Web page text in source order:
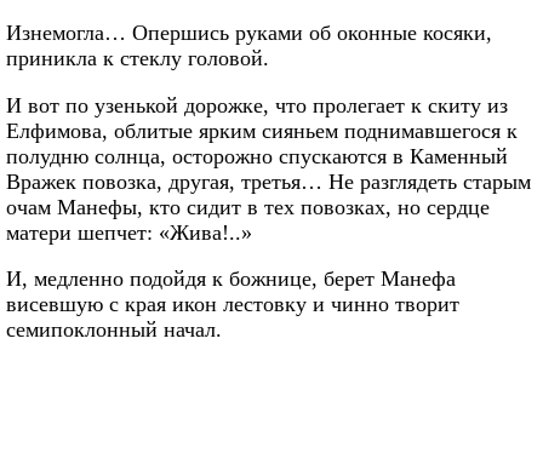
Изнемогла… Опершись руками об оконные косяки,
приникла к стеклу головой.
И вот по узенькой дорожке, что пролегает к скиту из
Елфимова, облитые ярким сияньем поднимавшегося к
полудню солнца, осторожно спускаются в Каменный
Вражек повозка, другая, третья… Не разглядеть старым
очам Манефы, кто сидит в тех повозках, но сердце
матери шепчет: «Жива!..»
И, медленно подойдя к божнице, берет Манефа
висевшую с края икон лестовку и чинно творит
семипоклонный начал.